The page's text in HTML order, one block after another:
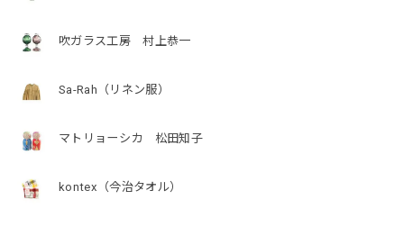
吹ガラス工房 村上恭一
Sa-Rah（リネン服）
マトリョーシカ 松田知子
kontex（今治タオル）